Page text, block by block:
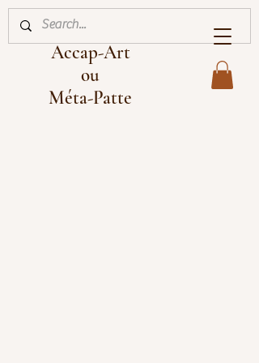
Accap-Art
ou
Méta-Patte